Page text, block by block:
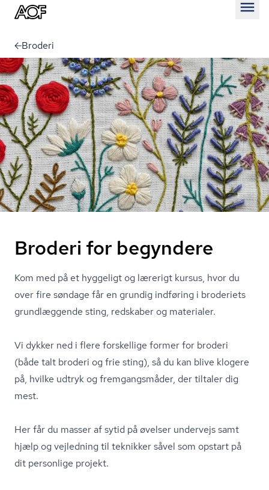
Broderi
Broderi for begyndere
Kom med på et hyggeligt og lærerigt kursus, hvor du
over fire søndage får en grundig indføring i broderiets
grundlæggende sting, redskaber og materialer.
Vi dykker ned i flere forskellige former for broderi
(både talt broderi og frie sting), så du kan blive klogere
på, hvilke udtryk og fremgangsmåder, der tiltaler dig
mest.
Her får du masser af sytid på øvelser undervejs samt
hjælp og vejledning til teknikker såvel som opstart på
dit personlige projekt.